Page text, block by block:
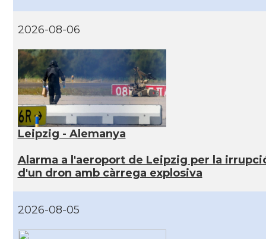
2026-08-06
Leipzig - Alemanya
Alarma a l'aeroport de Leipzig per la
d'un dron amb càrrega explosiva
2026-08-05